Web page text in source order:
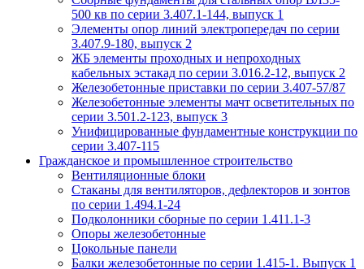
500 кв по серии 3.407.1-144, выпуск 1
Элементы опор линий электропередач по серии
3.407.9-180, выпуск 2
ЖБ элементы проходных и непроходных
кабельных эстакад по серии 3.016.2-12, выпуск 2
Железобетонные приставки по серии 3.407-57/87
Железобетонные элементы мачт осветительных по
серии 3.501.2-123, выпуск 3
Унифицированные фундаментные конструкции по
серии 3.407-115
Гражданское и промышленное строительство
Вентиляционные блоки
Стаканы для вентиляторов, дефлекторов и зонтов
по серии 1.494.1-24
Подколонники сборные по серии 1.411.1-3
Опоры железобетонные
Цокольные панели
Балки железобетонные по серии 1.415-1. Выпуск 1